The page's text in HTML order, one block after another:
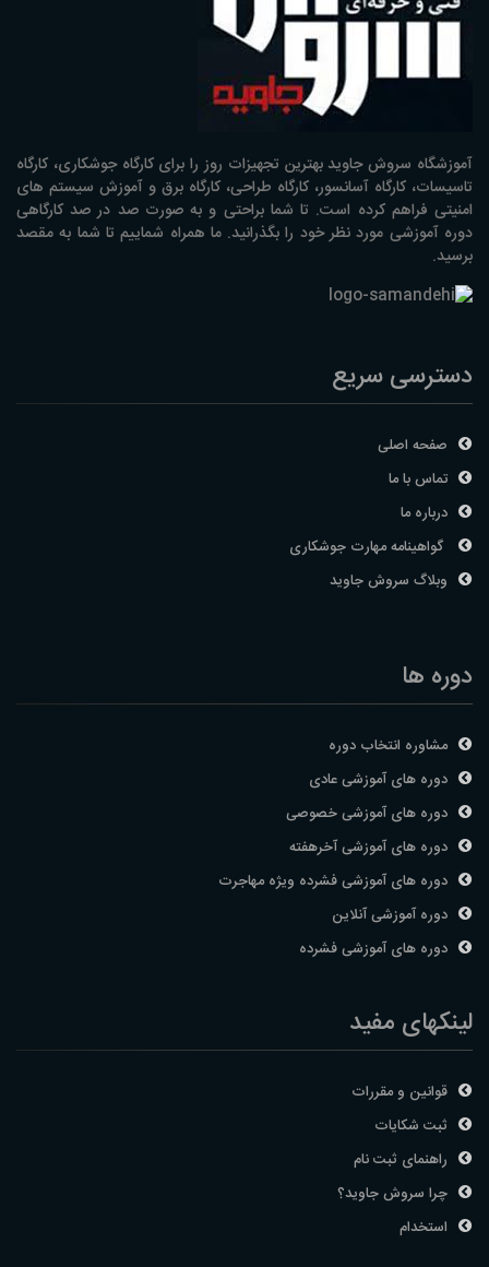
آموزشگاه سروش جاوید بهترین تجهیزات روز را برای کارگاه جوشکاری، کارگاه
تاسیسات، کارگاه آسانسور، کارگاه طراحی، کارگاه برق و آموزش سیستم های
امنیتی فراهم کرده است. تا شما براحتی و به صورت صد در صد کارگاهی
دوره آموزشی مورد نظر خود را بگذرانید. ما همراه شماییم تا شما به مقصد
برسید.
دسترسی سریع
صفحه اصلی
تماس با ما
درباره ما
گواهینامه مهارت جوشکاری
وبلاگ سروش جاوید
دوره ها
مشاوره انتخاب دوره
دوره های آموزشی عادی
دوره های آموزشی خصوصی
دوره های آموزشی آخرهفته
دوره های آموزشی فشرده ویژه مهاجرت
دوره آموزشی آنلاین
دوره های آموزشی فشرده
لینکهای مفید
قوانین و مقررات
ثبت شکایات
راهنمای ثبت نام
چرا سروش جاوید؟
استخدام